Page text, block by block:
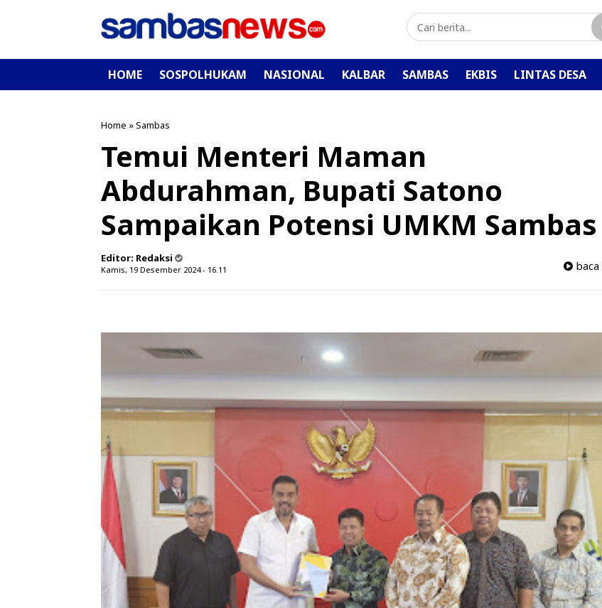
HOME SOSPOLHUKAM NASIONAL KALBAR SAMBAS EKBIS LINTAS DESA
Home »Sambas
Temui Menteri Maman
Abdurahman, Bupati Satono
Sampaikan Potensi UMKM Sambas
Editor: Redaksi
Kamis, 19 Desember 2024 - 16.11 baca